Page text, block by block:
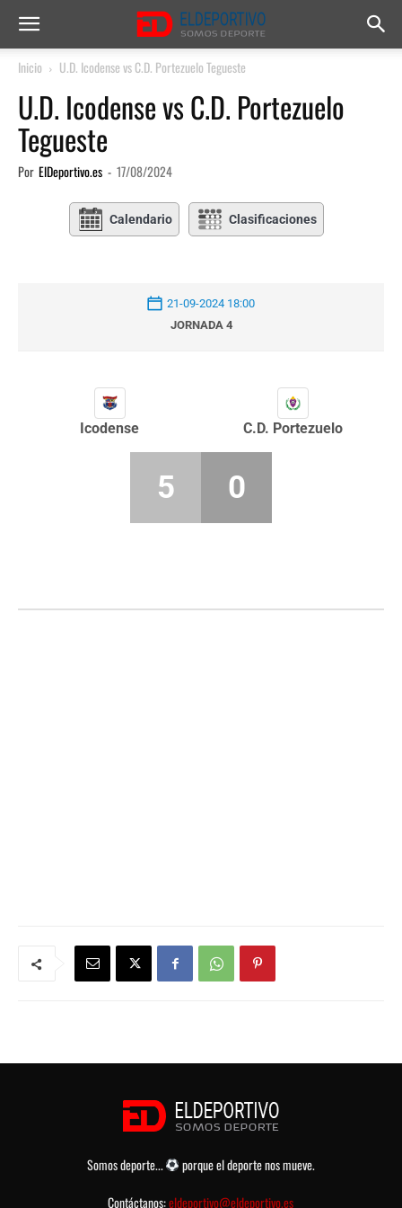
Inicio U.D. Icodense vs C.D. Portezuelo Tegueste
U.D. Icodense vs C.D. Portezuelo
Tegueste
Por ElDeportivo.es - 17/08/2024
Calendario Clasificaciones
21-09-2024 18:00
JORNADA 4
Icodense C.D. Portezuelo
5 0
Somos deporte...
porque el deporte nos mueve.
Contáctanos:eldeportivo@eldeportivo.es